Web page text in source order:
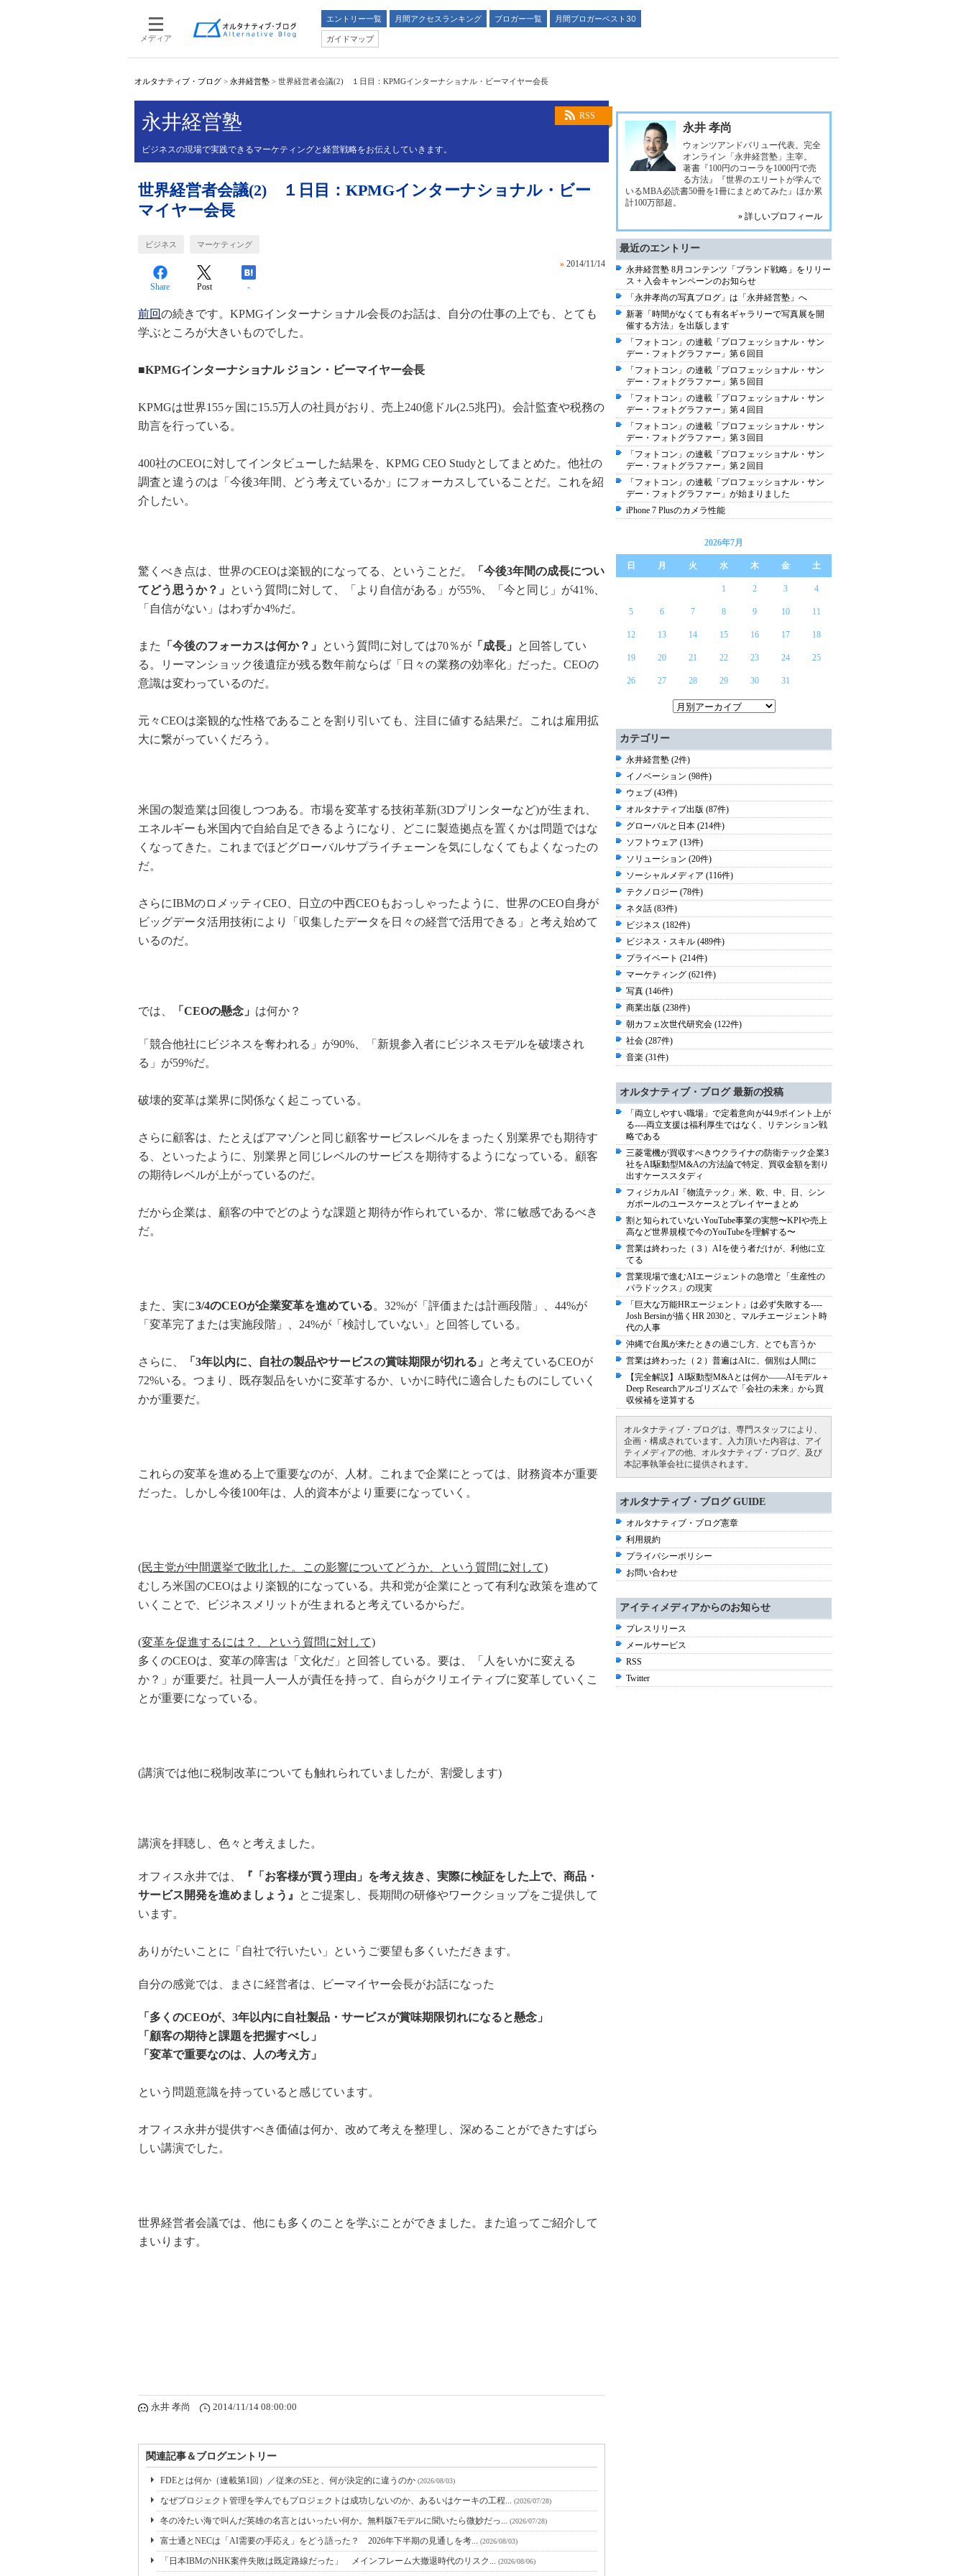
メディア
エントリー一覧 月間アクセスランキング ブロガー一覧
月間ブロガーベスト30
ガイドマップ
オルタナティブ・ブログ > 永井経営塾 > 世界経営者会議(2) １日目：KPMGインターナショナル・ビーマイヤー会長
RSS
永井経営塾
ビジネスの現場で実践できるマーケティングと経営戦略をお伝えしていきます。
世界経営者会議(2) １日目：KPMGインターナショナル・ビー
マイヤー会長
ビジネス マーケティング
» 2014/11/14
Share Post -
前回の続きです。KPMGインターナショナル会長のお話は、自分の仕事の上でも、とても
学ぶところが大きいものでした。
■KPMGインターナショナル ジョン・ビーマイヤー会長
KPMGは世界155ヶ国に15.5万人の社員がおり、売上240億ドル(2.5兆円)。会計監査や税務の
助言を行っている。
400社のCEOに対してインタビューした結果を、KPMG CEO Studyとしてまとめた。他社の
調査と違うのは「今後3年間、どう考えているか」にフォーカスしていることだ。これを紹
介したい。
驚くべき点は、世界のCEOは楽観的になってる、ということだ。
「今後3年間の成長につい
てどう思うか？」
という質問に対して、「より自信がある」が55%、「今と同じ」が41%、
「自信がない」はわずか4%だ。
また 「今後のフォーカスは何か？」 という質問に対しては70％が 「成長」
と回答してい
る。リーマンショック後遺症が残る数年前ならば「日々の業務の効率化」だった。CEOの
意識は変わっているのだ。
元々CEOは楽観的な性格であることを割り引いても、注目に値する結果だ。これは雇用拡
大に繋がっていくだろう。
米国の製造業は回復しつつある。市場を変革する技術革新(3Dプリンターなど)が生まれ、
エネルギーも米国内で自給自足できるようになり、どこに製造拠点を置くかは問題ではな
くなってきた。これまでほどグローバルサプライチェーンを気にしなくてもよくなったの
だ。
さらにIBMのロメッティCEO、日立の中西CEOもおっしゃったように、世界のCEO自身が
ビッグデータ活用技術により「収集したデータを日々の経営で活用できる」と考え始めて
いるのだ。
では、 「CEOの懸念」 は何か？
「競合他社にビジネスを奪われる」が90%、「新規参入者にビジネスモデルを破壊され
る」が59%だ。
破壊的変革は業界に関係なく起こっている。
さらに顧客は、たとえばアマゾンと同じ顧客サービスレベルをまったく別業界でも期待す
る、といったように、別業界と同じレベルのサービスを期待するようになっている。顧客
の期待レベルが上がっているのだ。
だから企業は、顧客の中でどのような課題と期待が作られているか、常に敏感であるべき
だ。
また、実に3/4のCEOが企業変革を進めている。32%が「評価または計画段階」、44%が
「変革完了または実施段階」、24%が「検討していない」と回答している。
さらに、 「3年以内に、自社の製品やサービスの賞味期限が切れる」
と考えているCEOが
72%いる。つまり、既存製品をいかに変革するか、いかに時代に適合したものにしていく
かが重要だ。
これらの変革を進める上で重要なのが、人材。これまで企業にとっては、財務資本が重要
だった。しかし今後100年は、人的資本がより重要になっていく。
(民主党が中間選挙で敗北した。この影響についてどうか、という質問に対して)
むしろ米国のCEOはより楽観的になっている。共和党が企業にとって有利な政策を進めて
いくことで、ビジネスメリットが生まれると考えているからだ。
(変革を促進するには？、という質問に対して)
多くのCEOは、変革の障害は「文化だ」と回答している。要は、「人をいかに変える
か？」が重要だ。社員一人一人が責任を持って、自らがクリエイティブに変革していくこ
とが重要になっている。
(講演では他に税制改革についても触れられていましたが、割愛します)
講演を拝聴し、色々と考えました。
オフィス永井では、 『「お客様が買う理由」を考え抜き、実際に検証をした上で、 商品・
サービス開発を進めましょう』
とご提案し、長期間の研修やワークショップをご提供して
います。
ありがたいことに「自社で行いたい」というご要望も多くいただきます。
自分の感覚では、まさに経営者は、ビーマイヤー会長がお話になった
「多くのCEOが、3年以内に自社製品・サービスが賞味期限切れになると懸念」
「顧客の期待と課題を把握すべし」
「変革で重要なのは、人の考え方」
という問題意識を持っていると感じています。
オフィス永井が提供すべき価値は何か、改めて考えを整理し、深めることができたすばら
しい講演でした。
世界経営者会議では、他にも多くのことを学ぶことができました。また追ってご紹介して
まいります。
永井 孝尚 2014/11/14 08:00:00
関連記事＆ブログエントリー
FDEとは何か（連載第1回）／従来のSEと、何が決定的に違うのか (2026/08/03)
なぜプロジェクト管理を学んでもプロジェクトは成功しないのか、あるいはケーキの工程... (2026/07/28)
冬の冷たい海で叫んだ英雄の名言とはいったい何か。無料版7モデルに聞いたら微妙だっ... (2026/07/28)
富士通とNECは「AI需要の手応え」をどう語った？ 2026年下半期の見通しを考... (2026/08/03)
「日本IBMのNHK案件失敗は既定路線だった」 メインフレーム大撤退時代のリスク... (2026/08/06)
永井 孝尚
ウォンツアンドバリュー代表。完全
オンライン「永井経営塾」主宰。
著書『100円のコーラを1000円で売
る方法』『世界のエリートが学んで
いるMBA必読書50冊を1冊にまとめてみた』ほか累
計100万部超。
» 詳しいプロフィール
最近のエントリー
永井経営塾 8月コンテンツ「ブランド戦略」をリリー
ス + 入会キャンペーンのお知らせ
「永井孝尚の写真ブログ」は「永井経営塾」へ
新著「時間がなくても有名ギャラリーで写真展を開
催する方法」を出版します
「フォトコン」の連載「プロフェッショナル・サン
デー・フォトグラファー」第６回目
「フォトコン」の連載「プロフェッショナル・サン
デー・フォトグラファー」第５回目
「フォトコン」の連載「プロフェッショナル・サン
デー・フォトグラファー」第４回目
「フォトコン」の連載「プロフェッショナル・サン
デー・フォトグラファー」第３回目
「フォトコン」の連載「プロフェッショナル・サン
デー・フォトグラファー」第２回目
「フォトコン」の連載「プロフェッショナル・サン
デー・フォトグラファー」が始まりました
iPhone 7 Plusのカメラ性能
2026年7月
日 月 火 水 木 金 土
1 2 3 4
5 6 7 8 9 10 11
12 13 14 15 16 17 18
19 20 21 22 23 24 25
26 27 28 29 30 31
カテゴリー
永井経営塾 (2件)
イノベーション (98件)
ウェブ (43件)
オルタナティブ出版 (87件)
グローバルと日本 (214件)
ソフトウェア (13件)
ソリューション (20件)
ソーシャルメディア (116件)
テクノロジー (78件)
ネタ話 (83件)
ビジネス (182件)
ビジネス・スキル (489件)
プライベート (214件)
マーケティング (621件)
写真 (146件)
商業出版 (238件)
朝カフェ次世代研究会 (122件)
社会 (287件)
音楽 (31件)
オルタナティブ・ブログ 最新の投稿
「両立しやすい職場」で定着意向が44.9ポイント上が
る----両立支援は福利厚生ではなく、リテンション戦
略である
三菱電機が買収すべきウクライナの防衛テック企業3
社をAI駆動型M&Aの方法論で特定、買収金額を割り
出すケーススタディ
フィジカルAI「物流テック」米、欧、中、日、シン
ガポールのユースケースとプレイヤーまとめ
割と知られていないYouTube事業の実態〜KPIや売上
高など世界規模で今のYouTubeを理解する〜
営業は終わった（３）AIを使う者だけが、利他に立
てる
営業現場で進むAIエージェントの急増と「生産性の
パラドックス」の現実
「巨大な万能HRエージェント」は必ず失敗する----
Josh Bersinが描くHR 2030と、マルチエージェント時
代の人事
沖縄で台風が来たときの過ごし方、とでも言うか
営業は終わった（２）普遍はAIに、個別は人間に
【完全解説】AI駆動型M&Aとは何か――AIモデル＋
Deep Researchアルゴリズムで「会社の未来」から買
収候補を逆算する
オルタナティブ・ブログは、専門スタッフにより、
企画・構成されています。入力頂いた内容は、アイ
ティメディアの他、オルタナティブ・ブログ、及び
本記事執筆会社に提供されます。
オルタナティブ・ブログ GUIDE
オルタナティブ・ブログ憲章
利用規約
プライバシーポリシー
お問い合わせ
アイティメディアからのお知らせ
プレスリリース
メールサービス
RSS
Twitter